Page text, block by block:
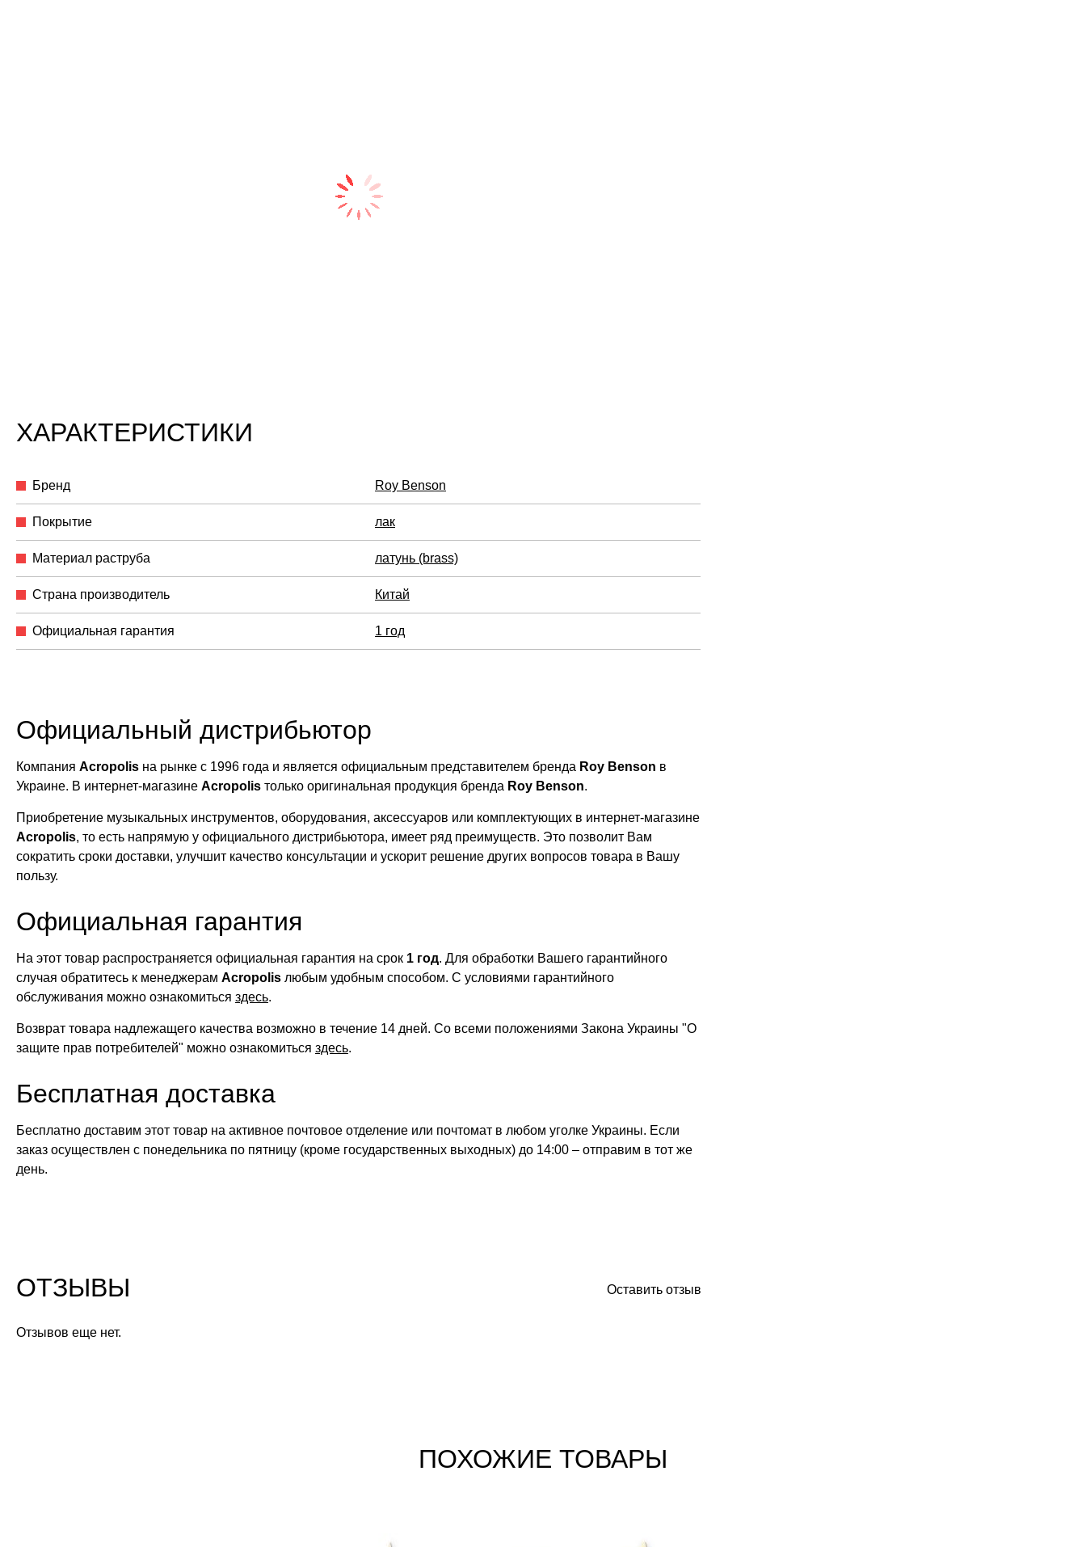
ХАРАКТЕРИСТИКИ
Бренд Roy Benson
Покрытие лак
Материал раструба латунь (brass)
Страна производитель Китай
Официальная гарантия 1 год
Официальный дистрибьютор
Компания Acropolis на рынке с 1996 года и является официальным представителем бренда Roy Benson в
Украине. В интернет-магазине Acropolis только оригинальная продукция бренда Roy Benson.
Приобретение музыкальных инструментов, оборудования, аксессуаров или комплектующих в интернет-магазине
Acropolis, то есть напрямую у официального дистрибьютора, имеет ряд преимуществ. Это позволит Вам
сократить сроки доставки, улучшит качество консультации и ускорит решение других вопросов товара в Вашу
пользу.
Официальная гарантия
На этот товар распространяется официальная гарантия на срок 1 год. Для обработки Вашего гарантийного
случая обратитесь к менеджерам Acropolis любым удобным способом. С условиями гарантийного
обслуживания можно ознакомиться здесь.
Возврат товара надлежащего качества возможно в течение 14 дней. Со всеми положениями Закона Украины "О
защите прав потребителей" можно ознакомиться здесь.
Бесплатная доставка
Бесплатно доставим этот товар на активное почтовое отделение или почтомат в любом уголке Украины. Если
заказ осуществлен с понедельника по пятницу (кроме государственных выходных) до 14:00 – отправим в тот же
день.
Оставить отзыв
ОТЗЫВЫ
Отзывов еще нет.
ПОХОЖИЕ ТОВАРЫ